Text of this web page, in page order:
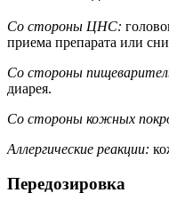
Со стороны ЦНС:
приема препарата или
Со стороны
диарея.
Со стороны кожных
Аллергические реакции:
Передозировка